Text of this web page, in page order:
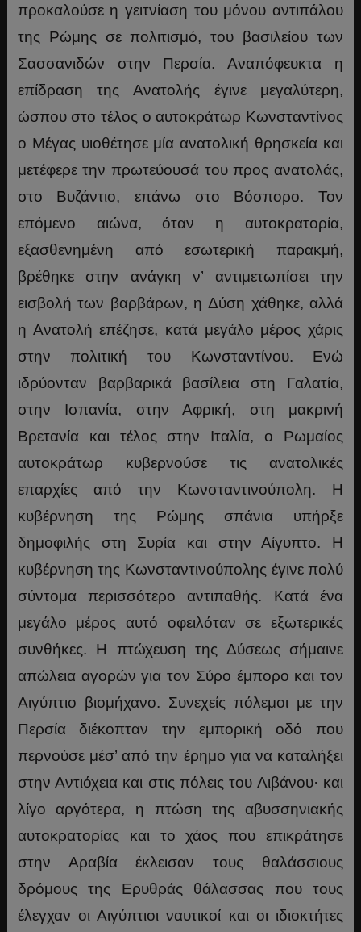
προκαλούσε η γειτνίαση του μόνου αντιπάλου
της Ρώμης σε πολιτισμό, του βασιλείου των
Σασσανιδών στην Περσία. Αναπόφευκτα η
επίδραση της Ανατολής έγινε μεγαλύτερη,
ώσπου στο τέλος ο αυτοκράτωρ Κωνσταντίνος
ο Μέγας υιοθέτησε μία ανατολική θρησκεία και
μετέφερε την πρωτεύουσά του προς ανατολάς,
στο Βυζάντιο, επάνω στο Βόσπορο. Τον
επόμενο αιώνα, όταν η αυτοκρατορία,
εξασθενημένη από εσωτερική παρακμή,
βρέθηκε στην ανάγκη ν’ αντιμετωπίσει την
εισβολή των βαρβάρων, η Δύση χάθηκε, αλλά
η Ανατολή επέζησε, κατά μεγάλο μέρος χάρις
στην πολιτική του Κωνσταντίνου. Ενώ
ιδρύονταν βαρβαρικά βασίλεια στη Γαλατία,
στην Ισπανία, στην Αφρική, στη μακρινή
Βρετανία και τέλος στην Ιταλία, ο Ρωμαίος
αυτοκράτωρ κυβερνούσε τις ανατολικές
επαρχίες από την Κωνσταντινούπολη. Η
κυβέρνηση της Ρώμης σπάνια υπήρξε
δημοφιλής στη Συρία και στην Αίγυπτο. Η
κυβέρνηση της Κωνσταντινούπολης έγινε πολύ
σύντομα περισσότερο αντιπαθής. Κατά ένα
μεγάλο μέρος αυτό οφειλόταν σε εξωτερικές
συνθήκες. Η πτώχευση της Δύσεως σήμαινε
απώλεια αγορών για τον Σύρο έμπορο και τον
Αιγύπτιο βιομήχανο. Συνεχείς πόλεμοι με την
Περσία διέκοπταν την εμπορική οδό που
περνούσε μέσ’ από την έρημο για να καταλήξει
στην Αντιόχεια και στις πόλεις του Λιβάνου· και
λίγο αργότερα, η πτώση της αβυσσηνιακής
αυτοκρατορίας και το χάος που επικράτησε
στην Αραβία έκλεισαν τους θαλάσσιους
δρόμους της Ερυθράς θάλασσας που τους
έλεγχαν οι Αιγύπτιοι ναυτικοί και οι ιδιοκτήτες